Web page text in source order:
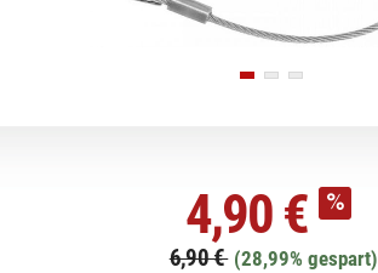
4,90 €
6,90 € (28,99% gespart)